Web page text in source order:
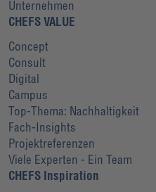
Unternehmen
CHEFS VALUE
Concept
Consult
Digital
Campus
Top-Thema: Nachhaltigkeit
Fach-Insights
Projektreferenzen
Viele Experten - Ein Team
CHEFS Inspiration